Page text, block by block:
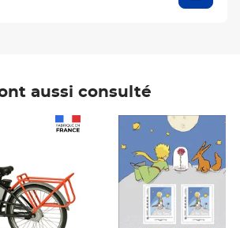
aussi consulté
Prix 6,25€ HT